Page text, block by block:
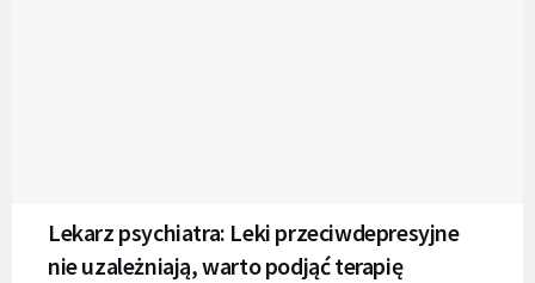
Lekarz psychiatra: Leki przeciwdepresyjne
nie uzależniają, warto podjąć terapię